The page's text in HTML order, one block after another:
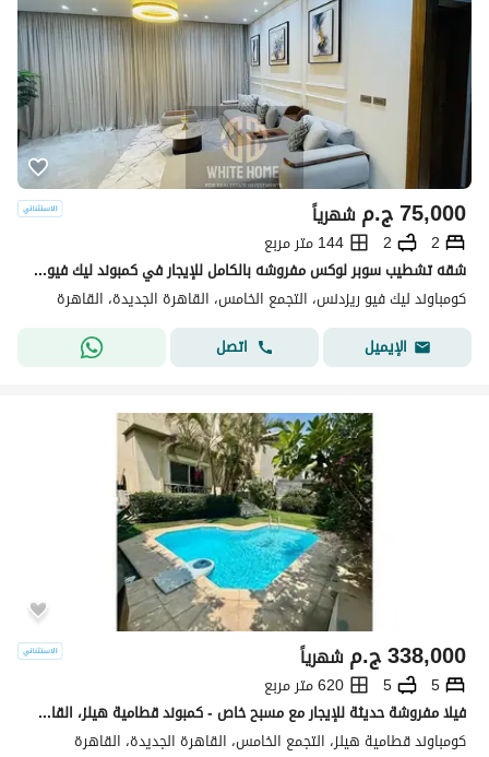
ج.م75,000 شهرياً
2
2
144 متر مربع
شقه تشطيب سوبر لوكس مفروشه بالكامل للإيجار في كمبوند ليك فيو ريزيدنس في قلب القاهرة الجديدة قريب من البحيرات و المول و المطاعم و ميفيدا وسوديك فيليت .
كومباوند ليك فيو ريزدنس، التجمع الخامس، القاهرة الجديدة، القاهرة
الإيميل
اتصل
ج.م338,000 شهرياً
5
5
620 متر مربع
فيلا مفروشة حديثة للإيجار مع مسبح خاص - كمبوند قطامية هيلز، القاهرة الجديدة
كومباوند قطامية هيلز، التجمع الخامس، القاهرة الجديدة، القاهرة